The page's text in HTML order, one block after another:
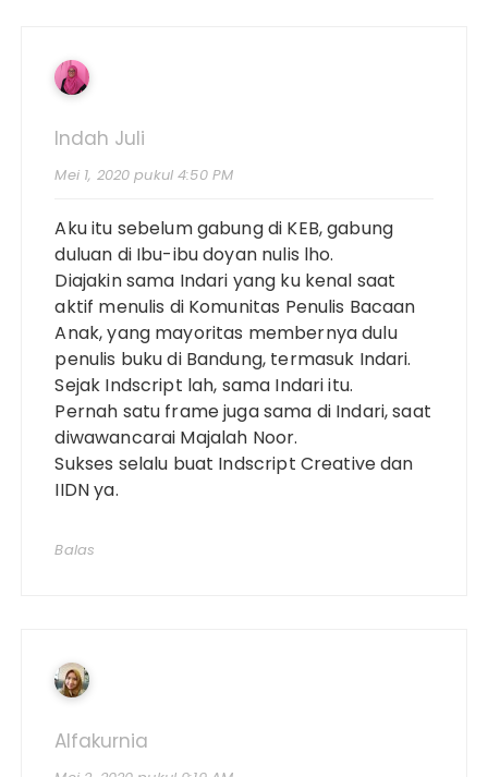
Indah Juli
Mei 1, 2020 pukul 4:50 PM
Aku itu sebelum gabung di KEB, gabung
duluan di Ibu-ibu doyan nulis lho.
Diajakin sama Indari yang ku kenal saat
aktif menulis di Komunitas Penulis Bacaan
Anak, yang mayoritas membernya dulu
penulis buku di Bandung, termasuk Indari.
Sejak Indscript lah, sama Indari itu.
Pernah satu frame juga sama di Indari, saat
diwawancarai Majalah Noor.
Sukses selalu buat Indscript Creative dan
IIDN ya.
Balas
Alfakurnia